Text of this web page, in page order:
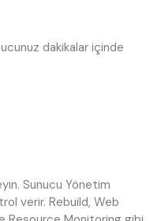
dakikalar içinde
Sunucu Yönetim
verir. Rebuild, Web